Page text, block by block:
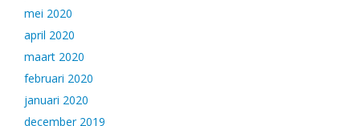
mei 2020
april 2020
maart 2020
februari 2020
januari 2020
december 2019